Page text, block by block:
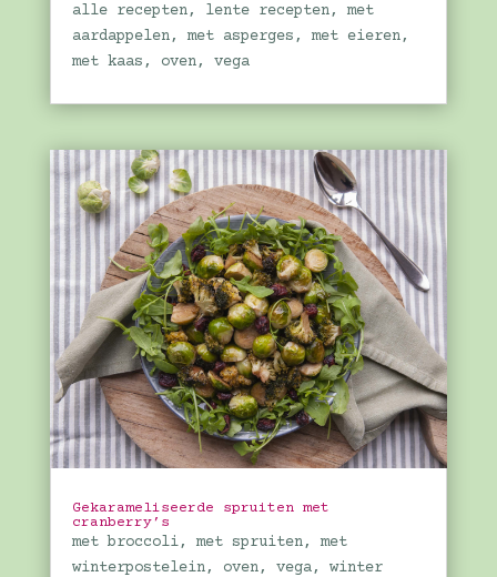
alle recepten, lente recepten, met
aardappelen, met asperges, met eieren,
met kaas, oven, vega
Gekarameliseerde spruiten met
cranberry’s
met broccoli, met spruiten, met
winterpostelein, oven, vega, winter